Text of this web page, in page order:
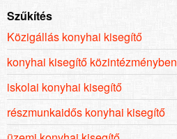
Szűkítés
Közigállás konyhai kisegítő
konyhai kisegítő közintézményben
iskolai konyhai kisegítő
részmunkaidős konyhai kisegítő